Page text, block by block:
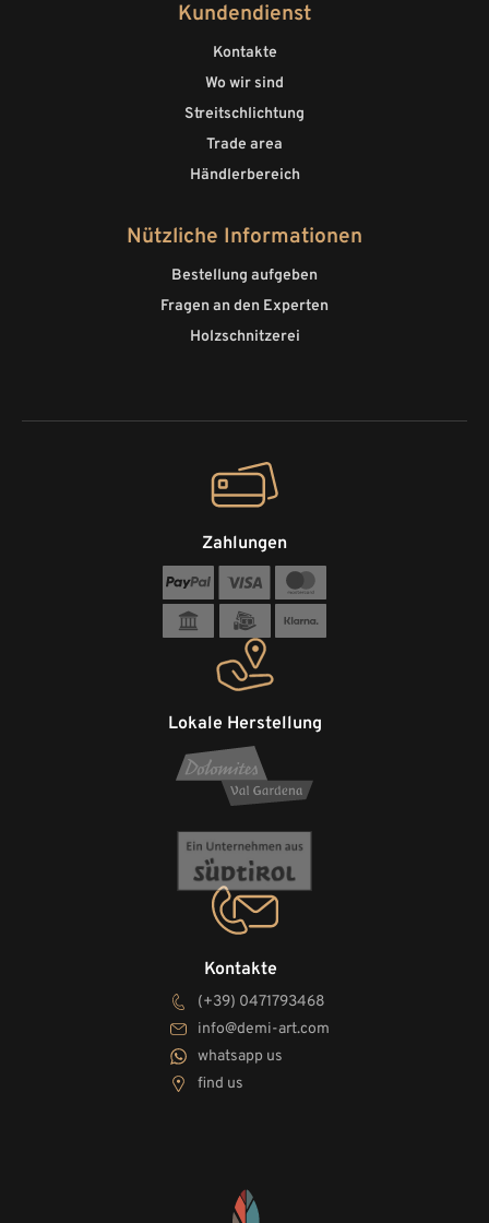
Kundendienst
Kontakte
Wo wir sind
Streitschlichtung
Trade area
Händlerbereich
Nützliche Informationen
Bestellung aufgeben
Fragen an den Experten
Holzschnitzerei
Kontakte
(+39) 0471793468
info@demi-art.com
whatsapp us
find us
Lokale Herstellung
Zahlungen